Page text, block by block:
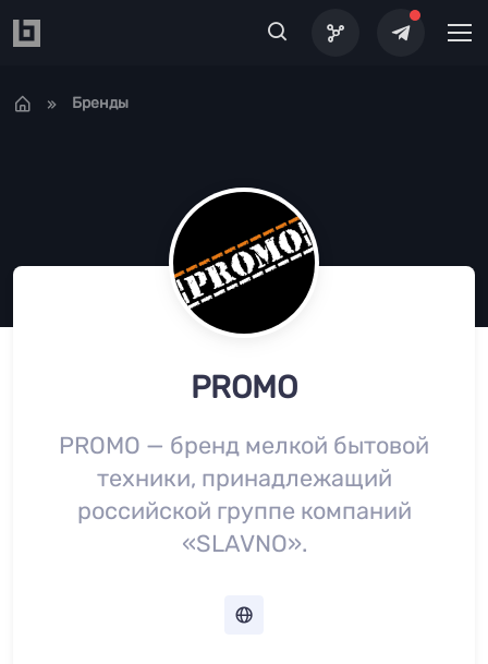
Бренды
PROMO
PROMO — бренд мелкой бытовой
техники, принадлежащий
российской группе компаний
«SLAVNO».